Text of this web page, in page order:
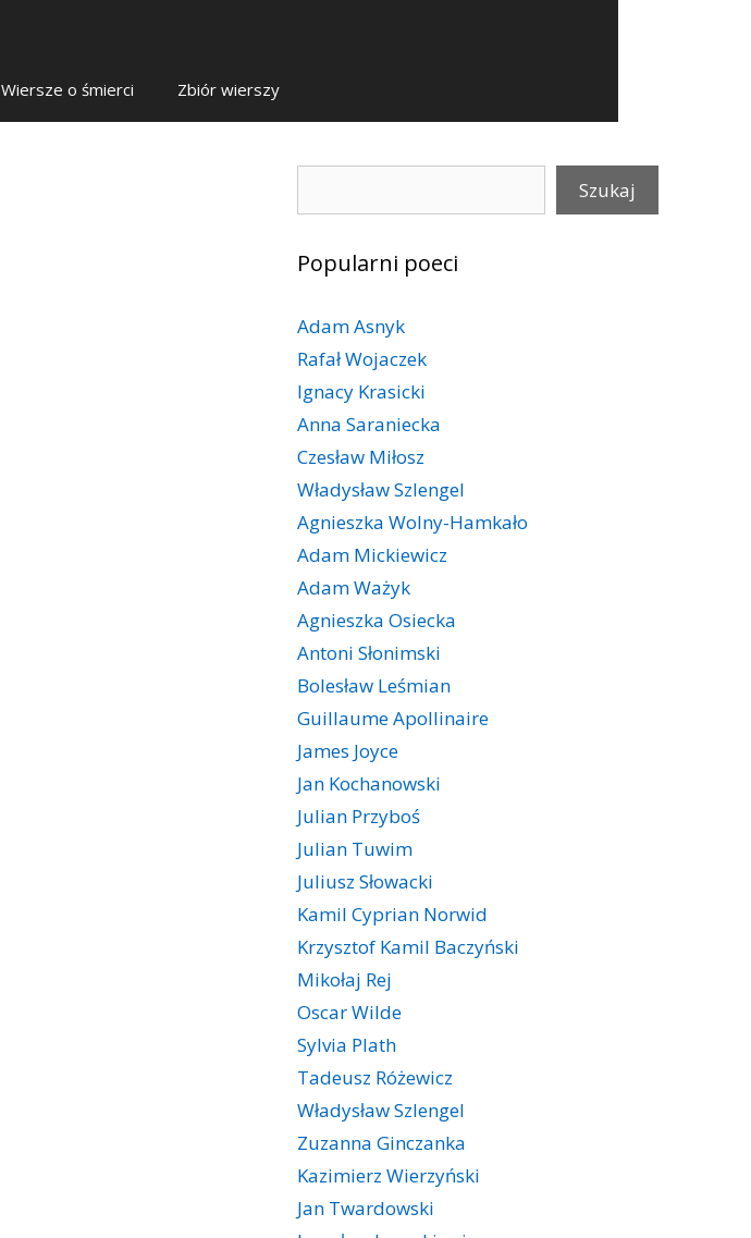
Wiersze o śmierci Zbiór wierszy
Szukaj
Popularni poeci
Adam Asnyk
Rafał Wojaczek
Ignacy Krasicki
Anna Saraniecka
Czesław Miłosz
Władysław Szlengel
Agnieszka Wolny-Hamkało
Adam Mickiewicz
Adam Ważyk
Agnieszka Osiecka
Antoni Słonimski
Bolesław Leśmian
Guillaume Apollinaire
James Joyce
Jan Kochanowski
Julian Przyboś
Julian Tuwim
Juliusz Słowacki
Kamil Cyprian Norwid
Krzysztof Kamil Baczyński
Mikołaj Rej
Oscar Wilde
Sylvia Plath
Tadeusz Różewicz
Władysław Szlengel
Zuzanna Ginczanka
Kazimierz Wierzyński
Jan Twardowski